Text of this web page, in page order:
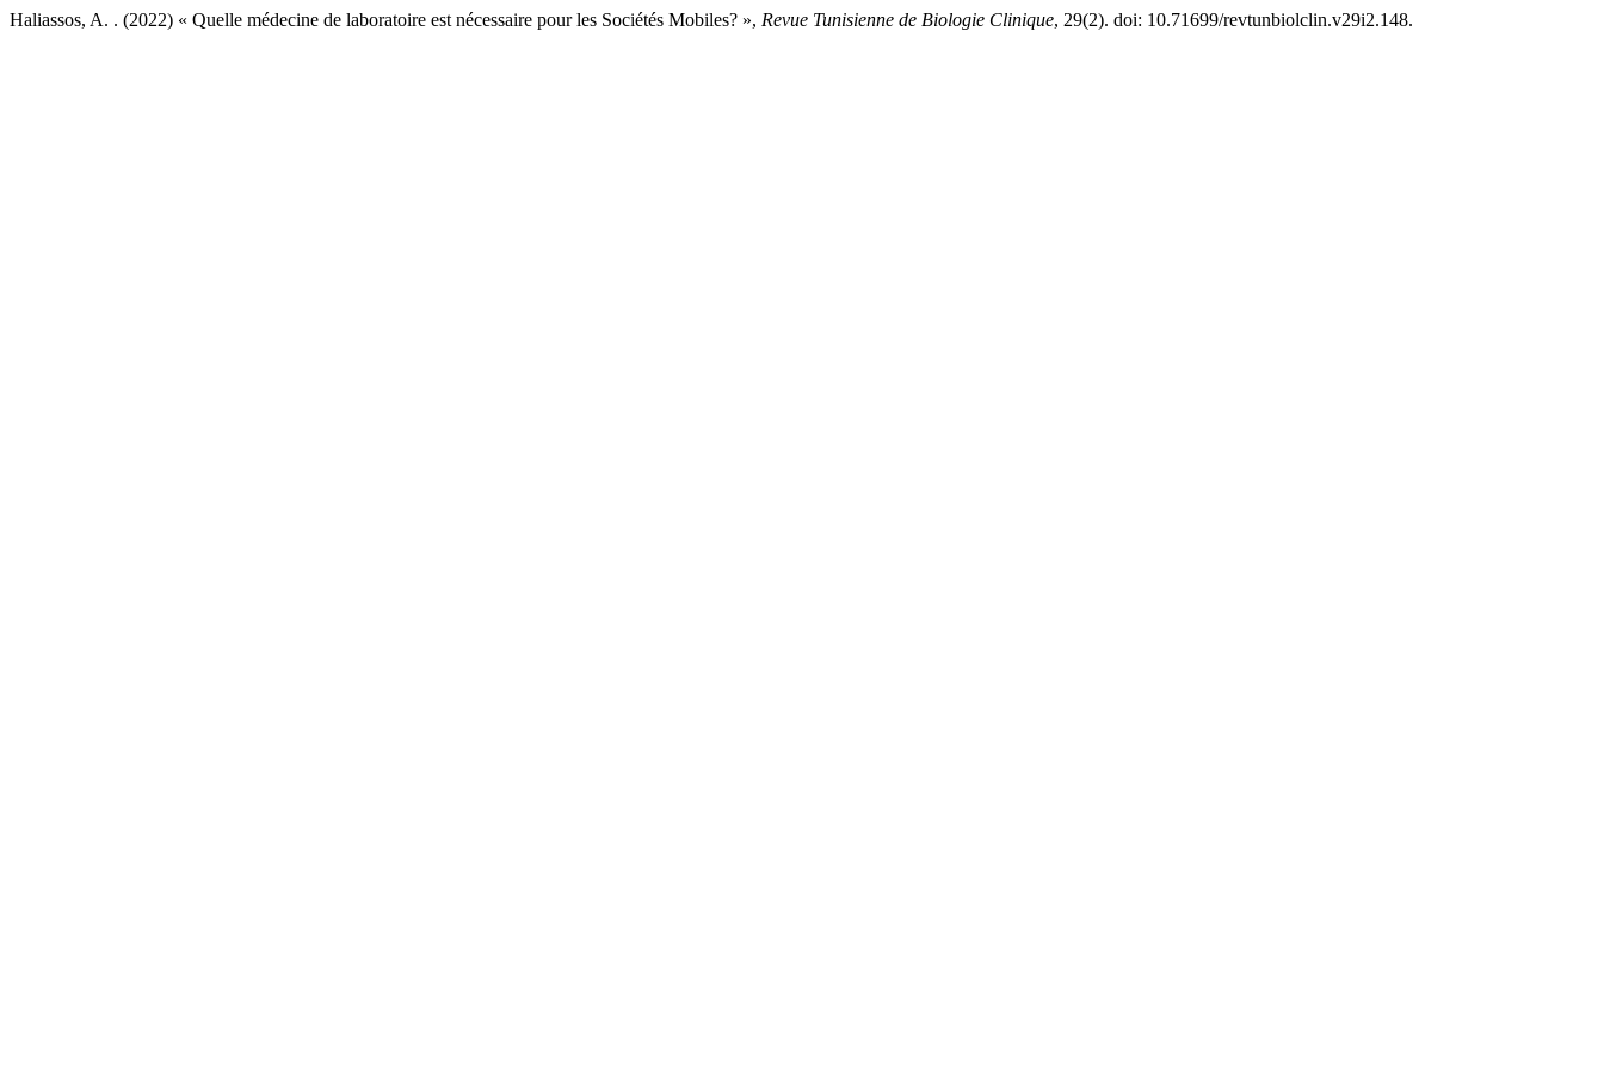
Haliassos, A. . (2022) « Quelle médecine de laboratoire est nécessaire pour les Sociétés Mobiles? », Revue Tunisienne de Biologie Clinique, 29(2). doi: 10.71699/revtunbiolclin.v29i2.148.